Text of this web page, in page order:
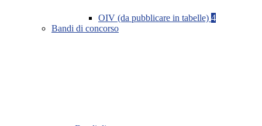
OIV (da pubblicare in tabelle) 4
Bandi di concorso